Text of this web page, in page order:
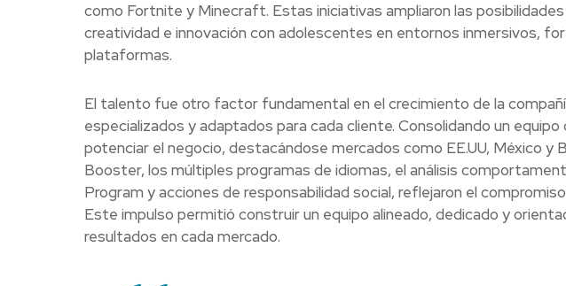
como Fortnite y Minecraft. Estas iniciativas ampliaron las
creatividad e innovación con adolescentes en entornos inmersivos,
plataformas.
El talento fue otro factor fundamental en el crecimiento de la
especializados y adaptados para cada cliente. Consolidando un
potenciar el negocio, destacándose mercados como EE.UU, México y
Booster, los múltiples programas de idiomas, el análisis
Program y acciones de responsabilidad social, reflejaron el
Este impulso permitió construir un equipo alineado, dedicado y
resultados en cada mercado.